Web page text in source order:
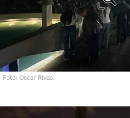
Foto: Oscar Rivas.